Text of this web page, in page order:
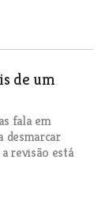
de um
fala em
desmarcar
revisão está